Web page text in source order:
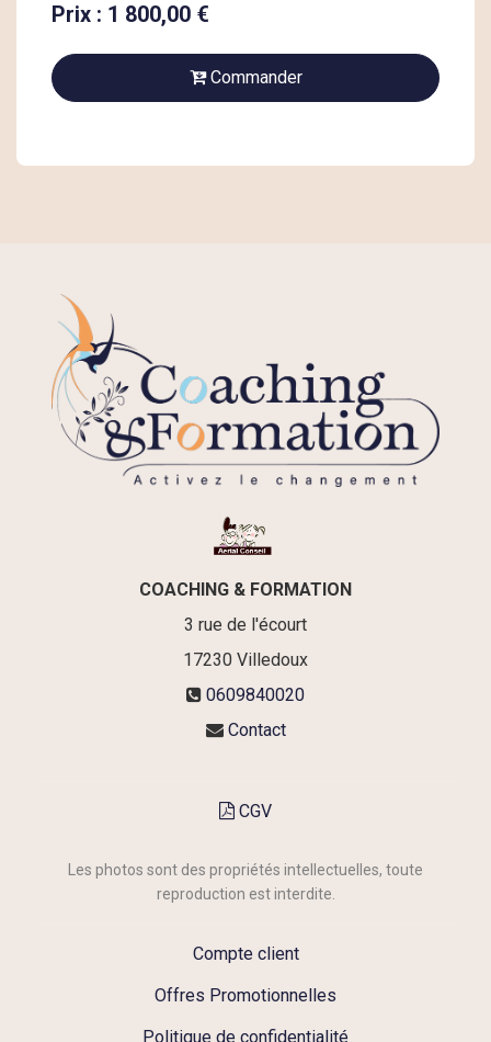
Prix : 1 800,00 €
Commander
COACHING & FORMATION
3 rue de l'écourt
17230 Villedoux
0609840020
Contact
CGV
Les photos sont des propriétés intellectuelles, toute
reproduction est interdite.
Compte client
Offres Promotionnelles
Politique de confidentialité